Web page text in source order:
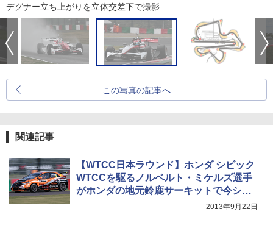
デグナー立ち上がりを立体交差下で撮影
この写真の記事へ
関連記事
【WTCC日本ラウンド】ホンダ シビック
WTCCを駆るノルベルト・ミケルズ選手
がホンダの地元鈴鹿サーキットで今シー
2013年9月22日